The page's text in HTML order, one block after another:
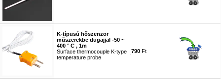
K-típusú hőszenzor
műszerekbe dugajjal -50 ~
400 ° C , 1m
Surface thermocouple K-type
temperature probe
790 Ft